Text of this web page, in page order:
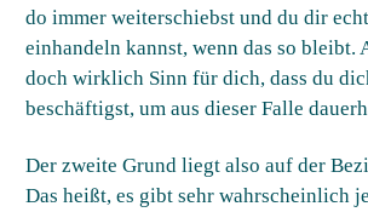
do immer weiterschiebst und du dir
einhandeln kannst, wenn das so bleibt.
doch wirklich Sinn für dich, dass du
beschäftigst, um aus dieser Falle
Der zweite Grund liegt also auf der
Das heißt, es gibt sehr wahrscheinlich